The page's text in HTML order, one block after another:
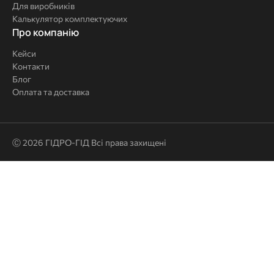
Для виробників
Калькулятор комплектуючих
Про
компанію
Про компанію
Кейси
Контакти
Блог
Оплата та доставка
Ⓒ 2026 ГІДРО-ГІД Всі права захищені